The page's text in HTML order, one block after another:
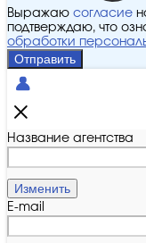
Выражаю согласие
подтверждаю, что
обработки
Отправить
Название агентства
Изменить
E-mail